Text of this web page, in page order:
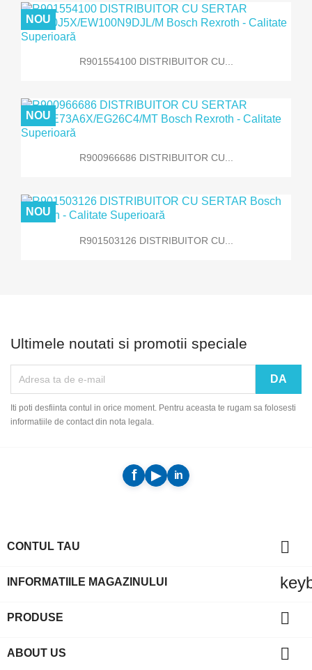
R901554100 DISTRIBUITOR CU...
NOU
R900966686 DISTRIBUITOR CU...
NOU
R901503126 DISTRIBUITOR CU...
NOU
Ultimele noutati si promotii speciale
Iti poti desfiinta contul in orice moment. Pentru aceasta te rugam sa folosesti
informatiile de contact din nota legala.
CONTUL TAU 
INFORMATIILE MAGAZINULUI
PRODUSE 
ABOUT US 